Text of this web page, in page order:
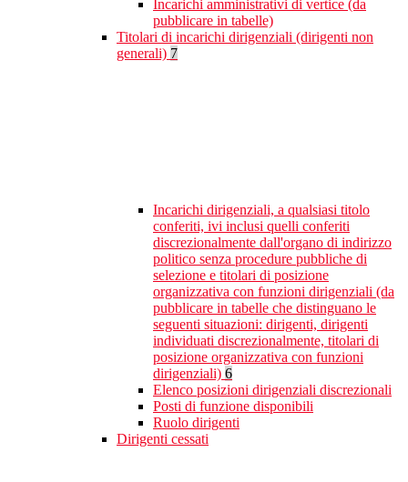
Incarichi amministrativi di vertice (da
pubblicare in tabelle)
Titolari di incarichi dirigenziali (dirigenti non
generali) 7
Incarichi dirigenziali, a qualsiasi titolo
conferiti, ivi inclusi quelli conferiti
discrezionalmente dall'organo di indirizzo
politico senza procedure pubbliche di
selezione e titolari di posizione
organizzativa con funzioni dirigenziali (da
pubblicare in tabelle che distinguano le
seguenti situazioni: dirigenti, dirigenti
individuati discrezionalmente, titolari di
posizione organizzativa con funzioni
dirigenziali) 6
Elenco posizioni dirigenziali discrezionali
Posti di funzione disponibili
Ruolo dirigenti
Dirigenti cessati